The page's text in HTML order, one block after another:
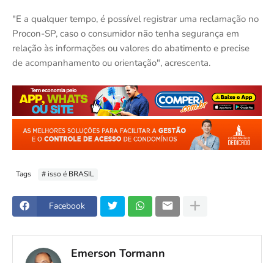
"E a qualquer tempo, é possível registrar uma reclamação no
Procon-SP, caso o consumidor não tenha segurança em
relação às informações ou valores do abatimento e precise
de acompanhamento ou orientação", acrescenta.
Tags # isso é BRASIL
Facebook
Emerson Tormann